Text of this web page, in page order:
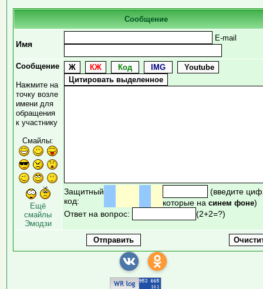
Сообщение
Имя
E-mail
Сообщение
Нажмите на
точку возле
имени для
обращения
к участнику
Смайлы:
Ещё
смайлы
Эмодзи
Защитный
код:
(введите
которые на синем фоне)
Ответ на вопрос:
(2+2=?)